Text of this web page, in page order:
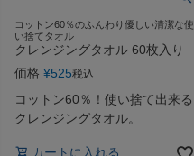
コットン60％のふんわり優しい清潔な使
い捨てタオル
クレンジングタオル 60枚入り
価格 ¥525税込
コットン60％！使い捨て出来る
クレンジングタオル。
カートに入れる